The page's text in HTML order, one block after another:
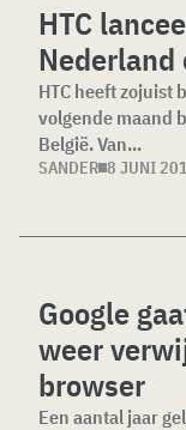
HTC
Nederland
HTC heeft zojuist
volgende maand
België. Van...
SANDER 8 JUNI
Google
weer
browser
Een aantal jaar